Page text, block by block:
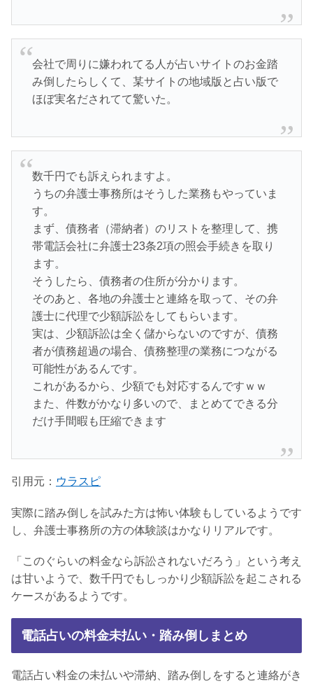
会社で周りに嫌われてる人が占いサイトのお金踏
み倒したらしくて、某サイトの地域版と占い版で
ほぼ実名だされてて驚いた。
数千円でも訴えられますよ。
うちの弁護士事務所はそうした業務もやっていま
す。
まず、債務者（滞納者）のリストを整理して、携
帯電話会社に弁護士23条2項の照会手続きを取り
ます。
そうしたら、債務者の住所が分かります。
そのあと、各地の弁護士と連絡を取って、その弁
護士に代理で少額訴訟をしてもらいます。
実は、少額訴訟は全く儲からないのですが、債務
者が債務超過の場合、債務整理の業務につながる
可能性があるんです。
これがあるから、少額でも対応するんですｗｗ
また、件数がかなり多いので、まとめてできる分
だけ手間暇も圧縮できます
引用元： ウラスピ
実際に踏み倒しを試みた方は怖い体験もしているようです
し、弁護士事務所の方の体験談はかなりリアルです。
「このぐらいの料金なら訴訟されないだろう」という考え
は甘いようで、数千円でもしっかり少額訴訟を起こされる
ケースがあるようです。
電話占いの料金未払い・踏み倒しまとめ
電話占い料金の未払いや滞納、踏み倒しをすると連絡がき